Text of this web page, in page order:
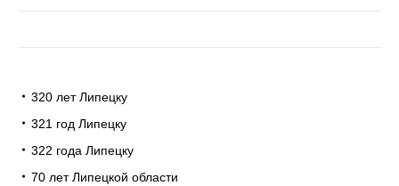
320 лет Липецку
321 год Липецку
322 года Липецку
70 лет Липецкой области